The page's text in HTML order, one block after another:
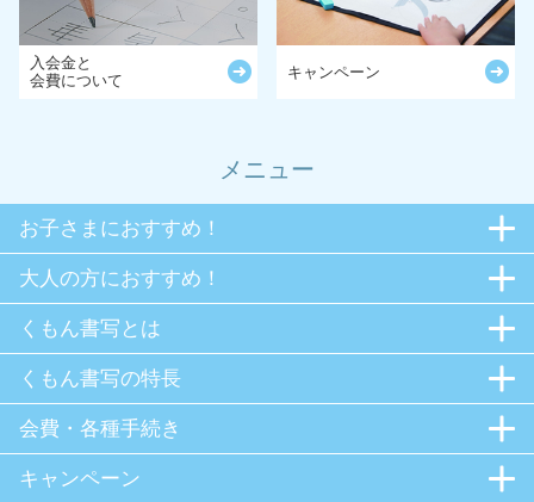
入会金と
会費について
キャンペーン
メニュー
お子さまにおすすめ！
大人の方におすすめ！
くもん書写とは
くもん書写の特長
会費・各種手続き
キャンペーン